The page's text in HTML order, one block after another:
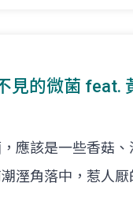
見的微菌 feat.
應該是一些香菇
溼角落中，惹人厭